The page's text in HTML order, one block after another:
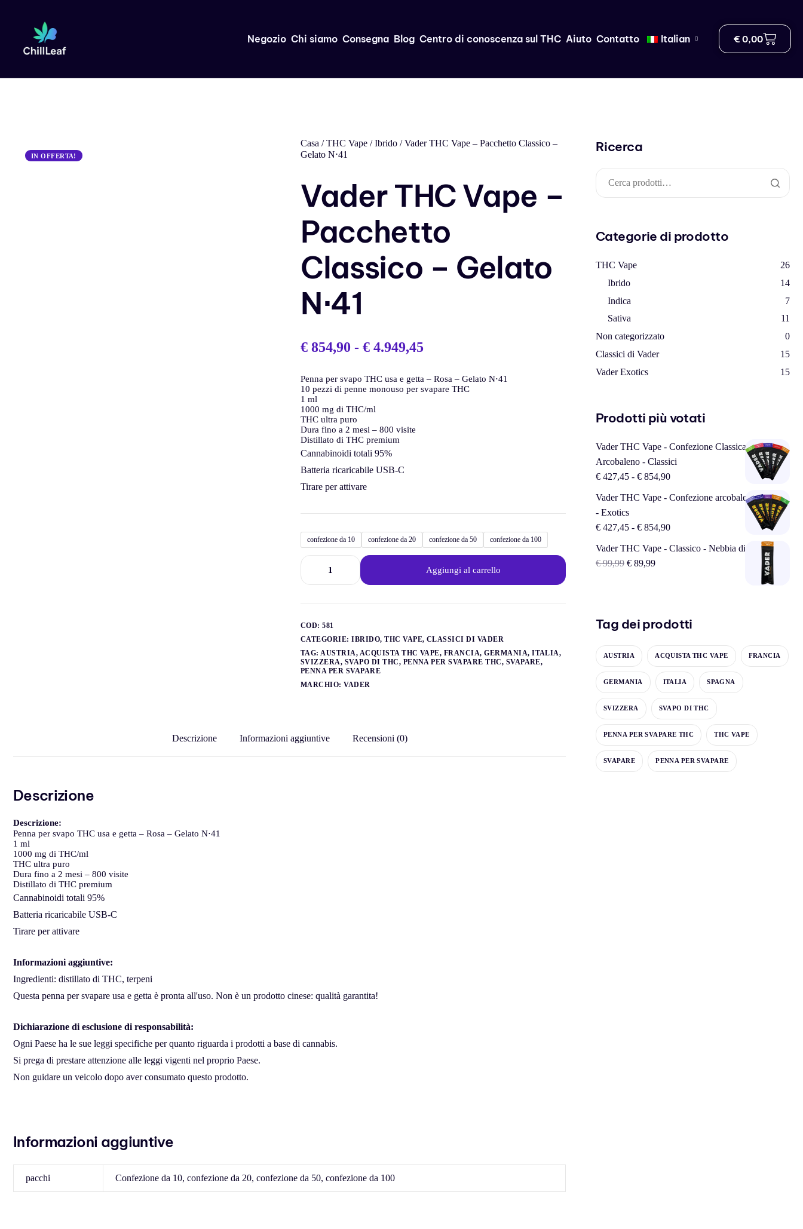
Negozio Chi siamo Consegna Blog Centro di conoscenza sul THC Aiuto Contatto Italian € 0,00
IN OFFERTA!
Casa /THC Vape /Ibrido / Vader THC Vape – Pacchetto Classico –
Gelato N⋅41
Vader THC Vape –
Pacchetto
Classico – Gelato
N⋅41
€ 854,90 - € 4.949,45
Penna per svapo THC usa e getta – Rosa – Gelato N⋅41
10 pezzi di penne monouso per svapare THC
1 ml
1000 mg di THC/ml
THC ultra puro
Dura fino a 2 mesi – 800 visite
Distillato di THC premium
Cannabinoidi totali 95%
Batteria ricaricabile USB-C
Tirare per attivare
confezione da 10 confezione da 20 confezione da 50 confezione da 100
Aggiungi al carrello
COD:581
CATEGORIE:IBRIDO,THC VAPE, CLASSICI DI VADER
TAG:AUSTRIA, ACQUISTA THC VAPE, FRANCIA,GERMANIA,ITALIA,
SVIZZERA, SVAPO DI THC, PENNA PER SVAPARE THC, SVAPARE,
PENNA PER SVAPARE
MARCHIO:VADER
Descrizione Informazioni aggiuntive Recensioni (0)
Descrizione
Descrizione:
Penna per svapo THC usa e getta – Rosa – Gelato N⋅41
1 ml
1000 mg di THC/ml
THC ultra puro
Dura fino a 2 mesi – 800 visite
Distillato di THC premium
Cannabinoidi totali 95%
Batteria ricaricabile USB-C
Tirare per attivare
Informazioni aggiuntive:
Ingredienti: distillato di THC, terpeni
Questa penna per svapare usa e getta è pronta all'uso. Non è un prodotto cinese: qualità garantita!
Dichiarazione di esclusione di responsabilità:
Ogni Paese ha le sue leggi specifiche per quanto riguarda i prodotti a base di cannabis.
Si prega di prestare attenzione alle leggi vigenti nel proprio Paese.
Non guidare un veicolo dopo aver consumato questo prodotto.
Informazioni aggiuntive
pacchi Confezione da 10, confezione da 20, confezione da 50, confezione da 100
Ricerca
Categorie di prodotto
THC Vape
26
Ibrido
14
Indica
7
Sativa
11
Non categorizzato
0
Classici di Vader
15
Vader Exotics
15
Prodotti più votati
Vader THC Vape - Confezione Classica
Arcobaleno - Classici
€ 427,45 - € 854,90
Vader THC Vape - Confezione arcobaleno esotico
- Exotics
€ 427,45 - € 854,90
Vader THC Vape - Classico - Nebbia di ananas
€99,99 € 89,99
Tag dei prodotti
AUSTRIA ACQUISTA THC VAPE FRANCIA
GERMANIA ITALIA SPAGNA
SVIZZERA SVAPO DI THC
PENNA PER SVAPARE THC THC VAPE
SVAPARE PENNA PER SVAPARE